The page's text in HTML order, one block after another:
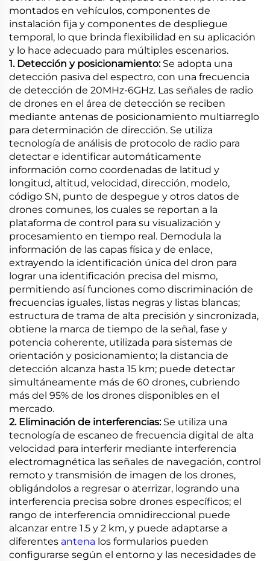
montados en vehículos, componentes de
instalación fija y componentes de despliegue
temporal, lo que brinda flexibilidad en su aplicación
y lo hace adecuado para múltiples escenarios.
1. Detección y posicionamiento: Se adopta una
detección pasiva del espectro, con una frecuencia
de detección de 20MHz-6GHz. Las señales de radio
de drones en el área de detección se reciben
mediante antenas de posicionamiento multiarreglo
para determinación de dirección. Se utiliza
tecnología de análisis de protocolo de radio para
detectar e identificar automáticamente
información como coordenadas de latitud y
longitud, altitud, velocidad, dirección, modelo,
código SN, punto de despegue y otros datos de
drones comunes, los cuales se reportan a la
plataforma de control para su visualización y
procesamiento en tiempo real. Demodula la
información de las capas física y de enlace,
extrayendo la identificación única del dron para
lograr una identificación precisa del mismo,
permitiendo así funciones como discriminación de
frecuencias iguales, listas negras y listas blancas;
estructura de trama de alta precisión y sincronizada,
obtiene la marca de tiempo de la señal, fase y
potencia coherente, utilizada para sistemas de
orientación y posicionamiento; la distancia de
detección alcanza hasta 15 km; puede detectar
simultáneamente más de 60 drones, cubriendo
más del 95% de los drones disponibles en el
mercado.
2. Eliminación de interferencias: Se utiliza una
tecnología de escaneo de frecuencia digital de alta
velocidad para interferir mediante interferencia
electromagnética las señales de navegación, control
remoto y transmisión de imagen de los drones,
obligándolos a regresar o aterrizar, logrando una
interferencia precisa sobre drones específicos; el
rango de interferencia omnidireccional puede
alcanzar entre 1.5 y 2 km, y puede adaptarse a
diferentes antena los formularios pueden
configurarse según el entorno y las necesidades de